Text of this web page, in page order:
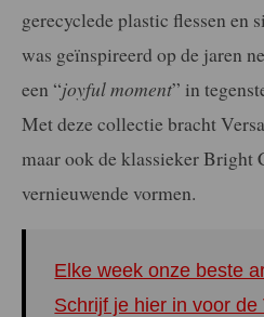
gerecyclede plastic flessen en
was geïnspireerd op de jaren
een “joyful moment” in
Met deze collectie bracht
maar ook de klassieker Bright
vernieuwende vormen.
Elke week onze beste
Schrijf je hier in voor